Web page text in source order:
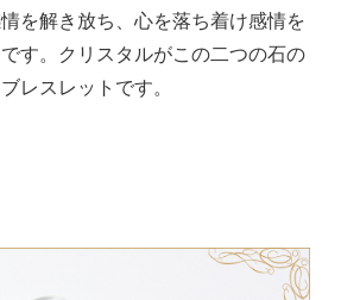
を解き放ち、心を落ち着け感情を
す。クリスタルがこの二つの石の
レスレットです。